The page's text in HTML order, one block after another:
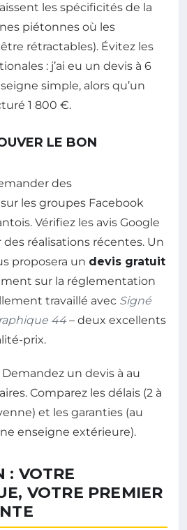
les spécificités de la
piétonnes où les
rétractables). Évitez les
: j’ai eu un devis à 6
simple, alors qu’un
1 800 €.
LE BON
des
les groupes Facebook
Vérifiez les avis Google
réalisations récentes. Un
proposera un devis gratuit
sur la réglementation
travaillé avec Signé
44– deux excellents
prix.
Demandez un devis à au
Comparez les délais (2 à
et les garanties (au
enseigne extérieure).
: VOTRE
VOTRE PREMIER